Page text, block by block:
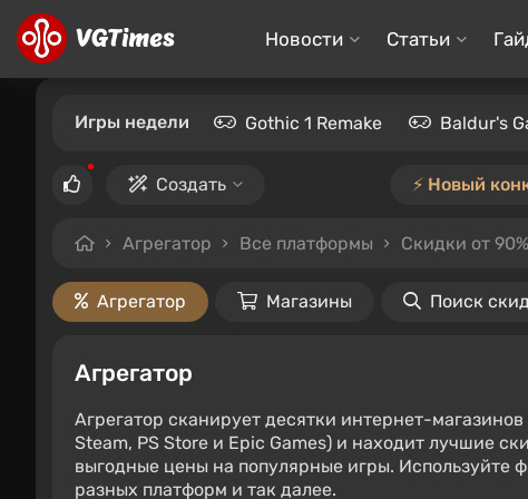
Новости Статьи
Игры недели Gothic 1 Remake Baldur's
Создать ⚡️ Новый
Агрегатор Все платформы Скидки от 90%
Агрегатор Магазины Поиск
Агрегатор
Агрегатор сканирует десятки интернет-
Steam, PS Store и Epic Games) и находит лучшие
выгодные цены на популярные игры. Используйте
разных платформ и так далее.